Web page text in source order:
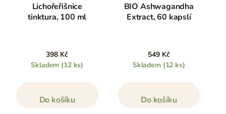
Lichořeřišnice
tinktura, 100 ml
398 Kč
Skladem (12 ks)
Do košíku
BIO Ashwagandha
Extract, 60 kapslí
549 Kč
Skladem (12 ks)
Do košíku